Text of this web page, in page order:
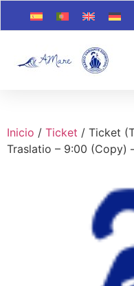
Inicio / Ticket / Ticket
Traslatio – 9:00 (Copy)